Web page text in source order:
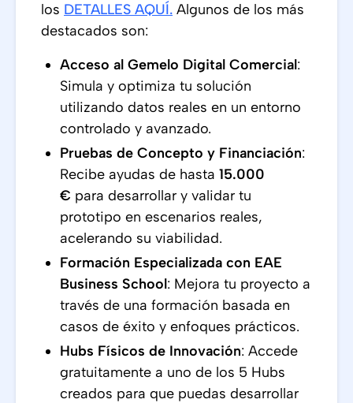
los DETALLES AQUÍ. Algunos de los más
destacados son:
Acceso al Gemelo Digital Comercial:
Simula y optimiza tu solución
utilizando datos reales en un entorno
controlado y avanzado.
Pruebas de Concepto y Financiación:
Recibe ayudas de hasta 15.000
€ para desarrollar y validar tu
prototipo en escenarios reales,
acelerando su viabilidad.
Formación Especializada con EAE
Business School: Mejora tu proyecto a
través de una formación basada en
casos de éxito y enfoques prácticos.
Hubs Físicos de Innovación: Accede
gratuitamente a uno de los 5 Hubs
creados para que puedas desarrollar